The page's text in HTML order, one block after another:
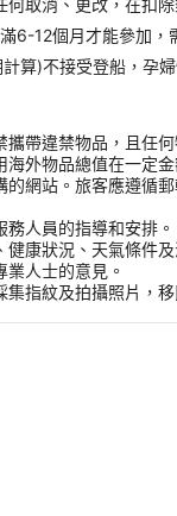
取消、更改，在扣
6-12個月才能參加
算)不接受登船，孕
帶違禁物品，且任
外物品總值在一定
網站。旅客應遵循
人員的指導和安排。
康狀況、天氣條件
人士的意見。
指紋及拍攝照片，